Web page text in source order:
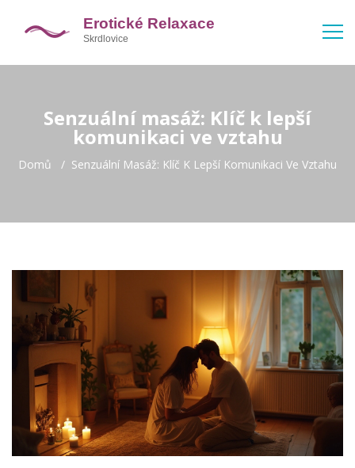
Senzuální masáž: Klíč k lepší
komunikaci ve vztahu
Domů Senzuální Masáž: Klíč K Lepší Komunikaci Ve Vztahu